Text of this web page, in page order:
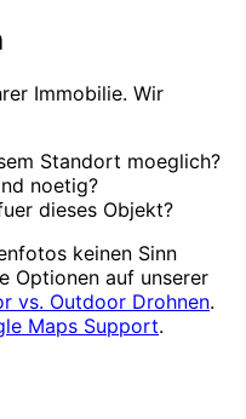
Immobilie. Wir
Standort moeglich?
noetig?
dieses Objekt?
keinen Sinn
Optionen auf unserer
vs. Outdoor Drohnen.
Maps Support.